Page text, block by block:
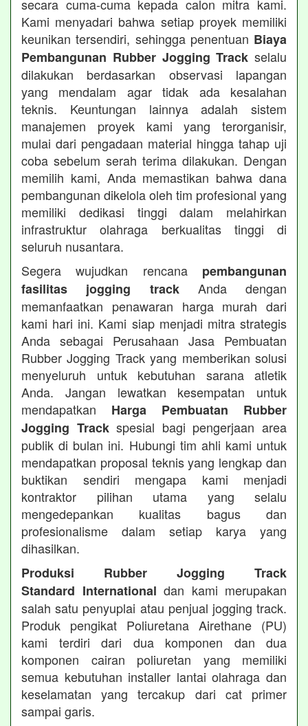
secara cuma-cuma kepada calon mitra kami.
Kami menyadari bahwa setiap proyek memiliki
keunikan tersendiri, sehingga penentuan Biaya
Pembangunan Rubber Jogging Track selalu
dilakukan berdasarkan observasi lapangan
yang mendalam agar tidak ada kesalahan
teknis. Keuntungan lainnya adalah sistem
manajemen proyek kami yang terorganisir,
mulai dari pengadaan material hingga tahap uji
coba sebelum serah terima dilakukan. Dengan
memilih kami, Anda memastikan bahwa dana
pembangunan dikelola oleh tim profesional yang
memiliki dedikasi tinggi dalam melahirkan
infrastruktur olahraga berkualitas tinggi di
seluruh nusantara.
Segera wujudkan rencana pembangunan
fasilitas jogging trackAnda dengan
memanfaatkan penawaran harga murah dari
kami hari ini. Kami siap menjadi mitra strategis
Anda sebagai Perusahaan Jasa Pembuatan
Rubber Jogging Track yang memberikan solusi
menyeluruh untuk kebutuhan sarana atletik
Anda. Jangan lewatkan kesempatan untuk
mendapatkan Harga Pembuatan Rubber
Jogging Trackspesial bagi pengerjaan area
publik di bulan ini. Hubungi tim ahli kami untuk
mendapatkan proposal teknis yang lengkap dan
buktikan sendiri mengapa kami menjadi
kontraktor pilihan utama yang selalu
mengedepankan kualitas bagus dan
profesionalisme dalam setiap karya yang
dihasilkan.
Produksi Rubber Jogging Track
Standard International dan kami merupakan
salah satu penyuplai atau penjual jogging track.
Produk pengikat Poliuretana Airethane (PU)
kami terdiri dari dua komponen dan dua
komponen cairan poliuretan yang memiliki
semua kebutuhan installer lantai olahraga dan
keselamatan yang tercakup dari cat primer
sampai garis.